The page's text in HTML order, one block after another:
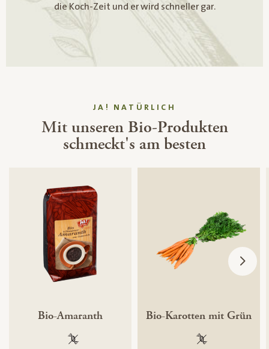
die Koch-Zeit und er wird schneller gar.
JA! NATÜRLICH
Mit unseren Bio-Produkten
schmeckt's am besten
Bio-Amaranth
100 % gentechnikfrei
Bio-Karotten mit Grün
100 %